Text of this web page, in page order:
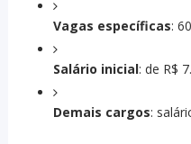
Vagas específicas: 60
Salário inicial: de R$
Demais cargos: